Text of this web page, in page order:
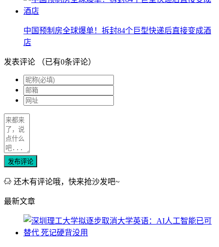
中国预制房全球爆单！拆封84个巨型快递后直接变成酒
店
发表评论 （已有0条评论）
发布评论
还木有评论哦，快来抢沙发吧~
最新文章